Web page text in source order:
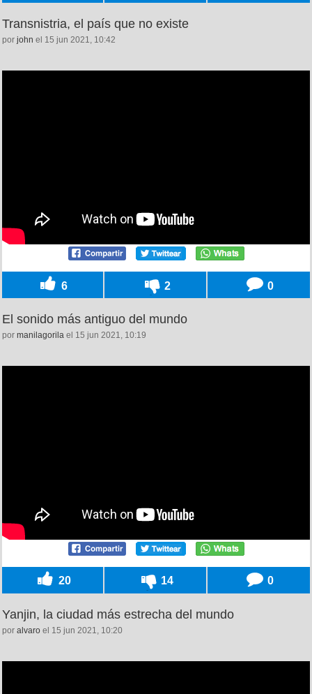
Transnistria, el país que no existe
por john el 15 jun 2021, 10:42
6 2 0
El sonido más antiguo del mundo
por manilagorila el 15 jun 2021, 10:19
20 14 0
Yanjin, la ciudad más estrecha del mundo
por alvaro el 15 jun 2021, 10:20